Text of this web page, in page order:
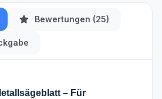
Bewertungen (25)
– Für